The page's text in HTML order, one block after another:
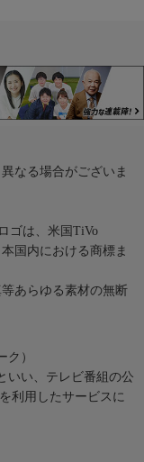
なる場合がございま
ゴは、米国TiVo
国内における商標ま
あらゆる素材の無断
ク）
いい、テレビ番組の公
利用したサービスに